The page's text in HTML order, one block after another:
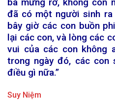
đã có một người sinh
bây giờ các con buồn
lại các con, và lòng các
vui của các con không
trong ngày đó, các con
điều gì nữa.”
Suy Niệm